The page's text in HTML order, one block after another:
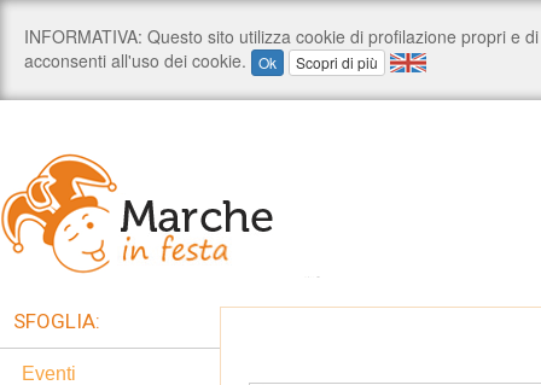
SFOGLIA:
Eventi